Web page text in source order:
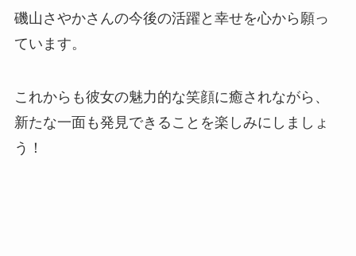
磯山さやかさんの今後の活躍と幸せを心から願っ
ています。
これからも彼女の魅力的な笑顔に癒されながら、
新たな一面も発見できることを楽しみにしましょ
う！